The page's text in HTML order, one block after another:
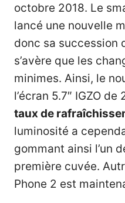
octobre 2018. Le
lancé une nouvelle
donc sa succession
s’avère que les
minimes. Ainsi, le
l’écran 5.7″ IGZO
taux de
luminosité a
gommant ainsi l’un
première cuvée.
Phone 2 est